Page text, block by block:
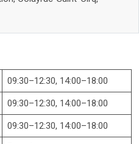
09:30–12:30, 14:00–18:00
09:30–12:30, 14:00–18:00
09:30–12:30, 14:00–18:00